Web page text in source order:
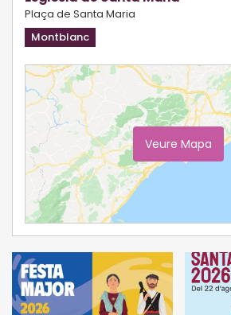
Plaça de Santa Maria
Montblanc
Veure Mapa